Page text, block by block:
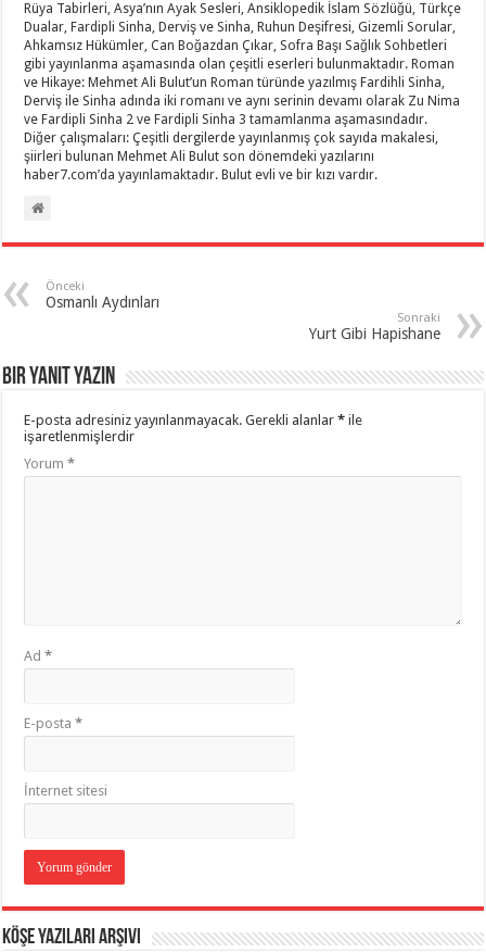
Rüya Tabirleri, Asya’nın Ayak Sesleri, Ansiklopedik İslam Sözlüğü, Türkçe
Dualar, Fardipli Sinha, Derviş ve Sinha, Ruhun Deşifresi, Gizemli Sorular,
Ahkamsız Hükümler, Can Boğazdan Çıkar, Sofra Başı Sağlık Sohbetleri
gibi yayınlanma aşamasında olan çeşitli eserleri bulunmaktadır. Roman
ve Hikaye: Mehmet Ali Bulut’un Roman türünde yazılmış Fardihli Sinha,
Derviş ile Sinha adında iki romanı ve aynı serinin devamı olarak Zu Nima
ve Fardipli Sinha 2 ve Fardipli Sinha 3 tamamlanma aşamasındadır.
Diğer çalışmaları: Çeşitli dergilerde yayınlanmış çok sayıda makalesi,
şiirleri bulunan Mehmet Ali Bulut son dönemdeki yazılarını
haber7.com’da yayınlamaktadır. Bulut evli ve bir kızı vardır.
Önceki
Osmanlı Aydınları
Sonraki
Yurt Gibi Hapishane
Bir yanıt yazın
E-posta adresiniz yayınlanmayacak. Gerekli alanlar* ile
işaretlenmişlerdir
Yorum*
Ad*
E-posta*
İnternet sitesi
Köşe Yazıları Arşivi